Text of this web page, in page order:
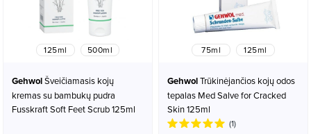
125ml 500ml
Gehwol
kremas su bambukų pudra
Fusskraft Soft Feet Scrub 125ml
75ml 125ml
Gehwol
tepalas Med Salve for Cracked
Skin 125ml
(1)